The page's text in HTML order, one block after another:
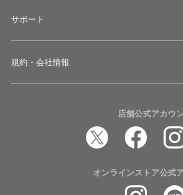
サポート
規約・会社情報
店舗公式アカウ
オンラインストア公式